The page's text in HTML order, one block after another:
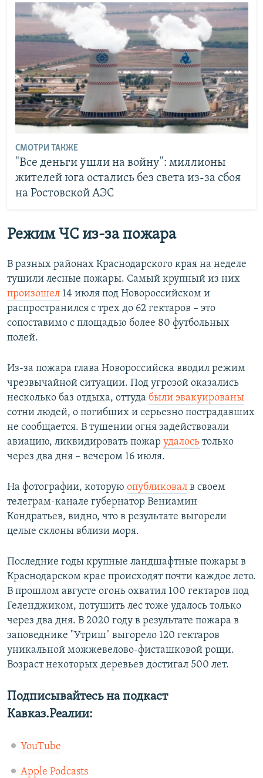
СМОТРИ ТАКЖЕ
"Все деньги ушли на войну": миллионы
жителей юга остались без света из-за сбоя
на Ростовской АЭС
Режим ЧС из-за пожара
В разных районах Краснодарского края на неделе
тушили лесные пожары. Самый крупный из них
произошел 14 июля под Новороссийском и
распространился с трех до 62 гектаров – это
сопоставимо с площадью более 80 футбольных
полей.
Из-за пожара глава Новороссийска вводил режим
чрезвычайной ситуации. Под угрозой оказались
несколько баз отдыха, оттуда были эвакуированы
сотни людей, о погибших и серьезно пострадавших
не сообщается. В тушении огня задействовали
авиацию, ликвидировать пожар удалось только
через два дня – вечером 16 июля.
На фотографии, которую опубликовал в своем
телеграм-канале губернатор Вениамин
Кондратьев, видно, что в результате выгорели
целые склоны вблизи моря.
Последние годы крупные ландшафтные пожары в
Краснодарском крае происходят почти каждое лето.
В прошлом августе огонь охватил 100 гектаров под
Геленджиком, потушить лес тоже удалось только
через два дня. В 2020 году в результате пожара в
заповеднике "Утриш" выгорело 120 гектаров
уникальной можжевелово-фисташковой рощи.
Возраст некоторых деревьев достигал 500 лет.
Подписывайтесь на подкаст
Кавказ.Реалии:
YouTube
Apple Podcasts